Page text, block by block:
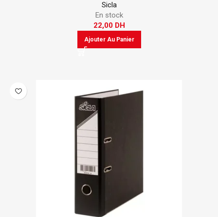
Sicla
En stock
22,00 DH
Ajouter Au Panier